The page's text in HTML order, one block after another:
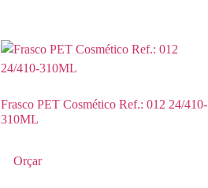
Frasco PET Cosmético Ref.: 012 24/410-
310ML
Orçar